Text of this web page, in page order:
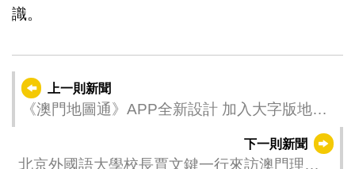
識。
上一則新聞
《澳門地圖通》APP全新設計 加入大字版地
下一則新聞
北京外國語大學校長賈文鍵一行來訪澳門理工